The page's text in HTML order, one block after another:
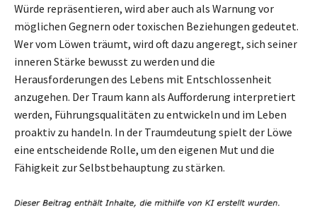
Würde repräsentieren, wird aber auch als Warnung vor
möglichen Gegnern oder toxischen Beziehungen gedeutet.
Wer vom Löwen träumt, wird oft dazu angeregt, sich seiner
inneren Stärke bewusst zu werden und die
Herausforderungen des Lebens mit Entschlossenheit
anzugehen. Der Traum kann als Aufforderung interpretiert
werden, Führungsqualitäten zu entwickeln und im Leben
proaktiv zu handeln. In der Traumdeutung spielt der Löwe
eine entscheidende Rolle, um den eigenen Mut und die
Fähigkeit zur Selbstbehauptung zu stärken.